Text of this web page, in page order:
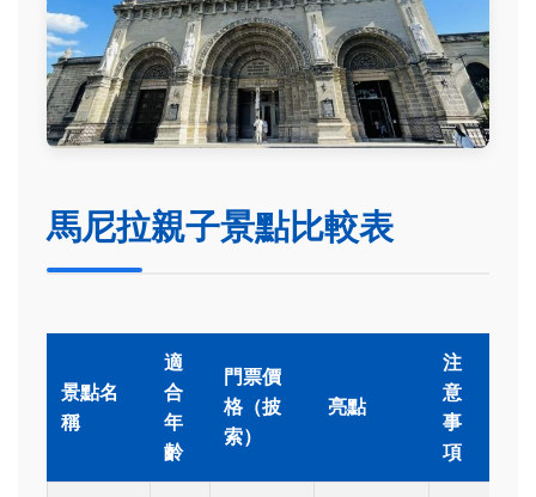
馬尼拉親子景點比較表
景點名
稱
適
合
年
齡
門票價
格（披
索）
亮點
注
意
事
項